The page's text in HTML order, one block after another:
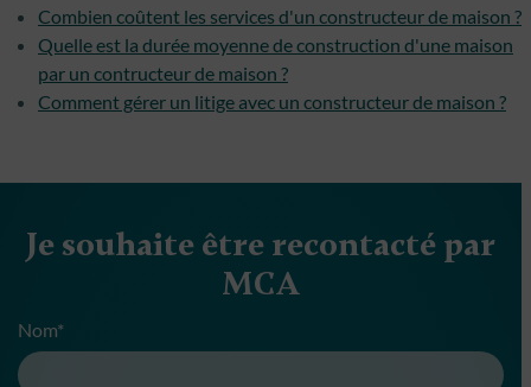
Combien coûtent les services d'un constructeur de maison ?
Quelle est la durée moyenne de construction d'une maison
par un contructeur de maison ?
Comment gérer un litige avec un constructeur de maison ?
Je souhaite être recontacté par
MCA
Nom*